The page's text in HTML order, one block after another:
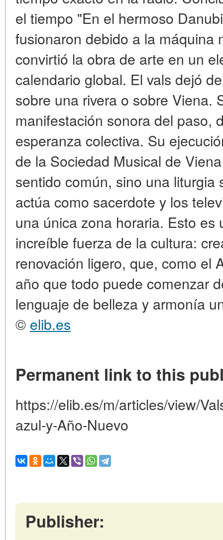
el tiempo "En el hermoso
fusionaron debido a la máquina
convirtió la obra de arte en un
calendario global. El vals dejó
sobre una rivera o sobre Viena.
manifestación sonora del paso,
esperanza colectiva. Su
de la Sociedad Musical de
sentido común, sino una liturgia
actúa como sacerdote y los
una única zona horaria. Esto es
increíble fuerza de la cultura:
renovación ligero, que, como el
año que todo puede comenzar
lenguaje de belleza y armonía
© elib.es
Permanent link to this
https://elib.es/m/articles/view/
azul-y-Año-Nuevo
Publisher: